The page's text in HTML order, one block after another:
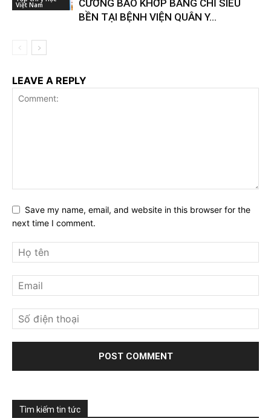
Việt Nam
CƯỜNG BAO KHỚP BẰNG CHỈ SIÊU
BỀN TẠI BỆNH VIỆN QUÂN Y...
LEAVE A REPLY
Save my name, email, and website in this browser for the
next time I comment.
Tìm kiếm tin tức